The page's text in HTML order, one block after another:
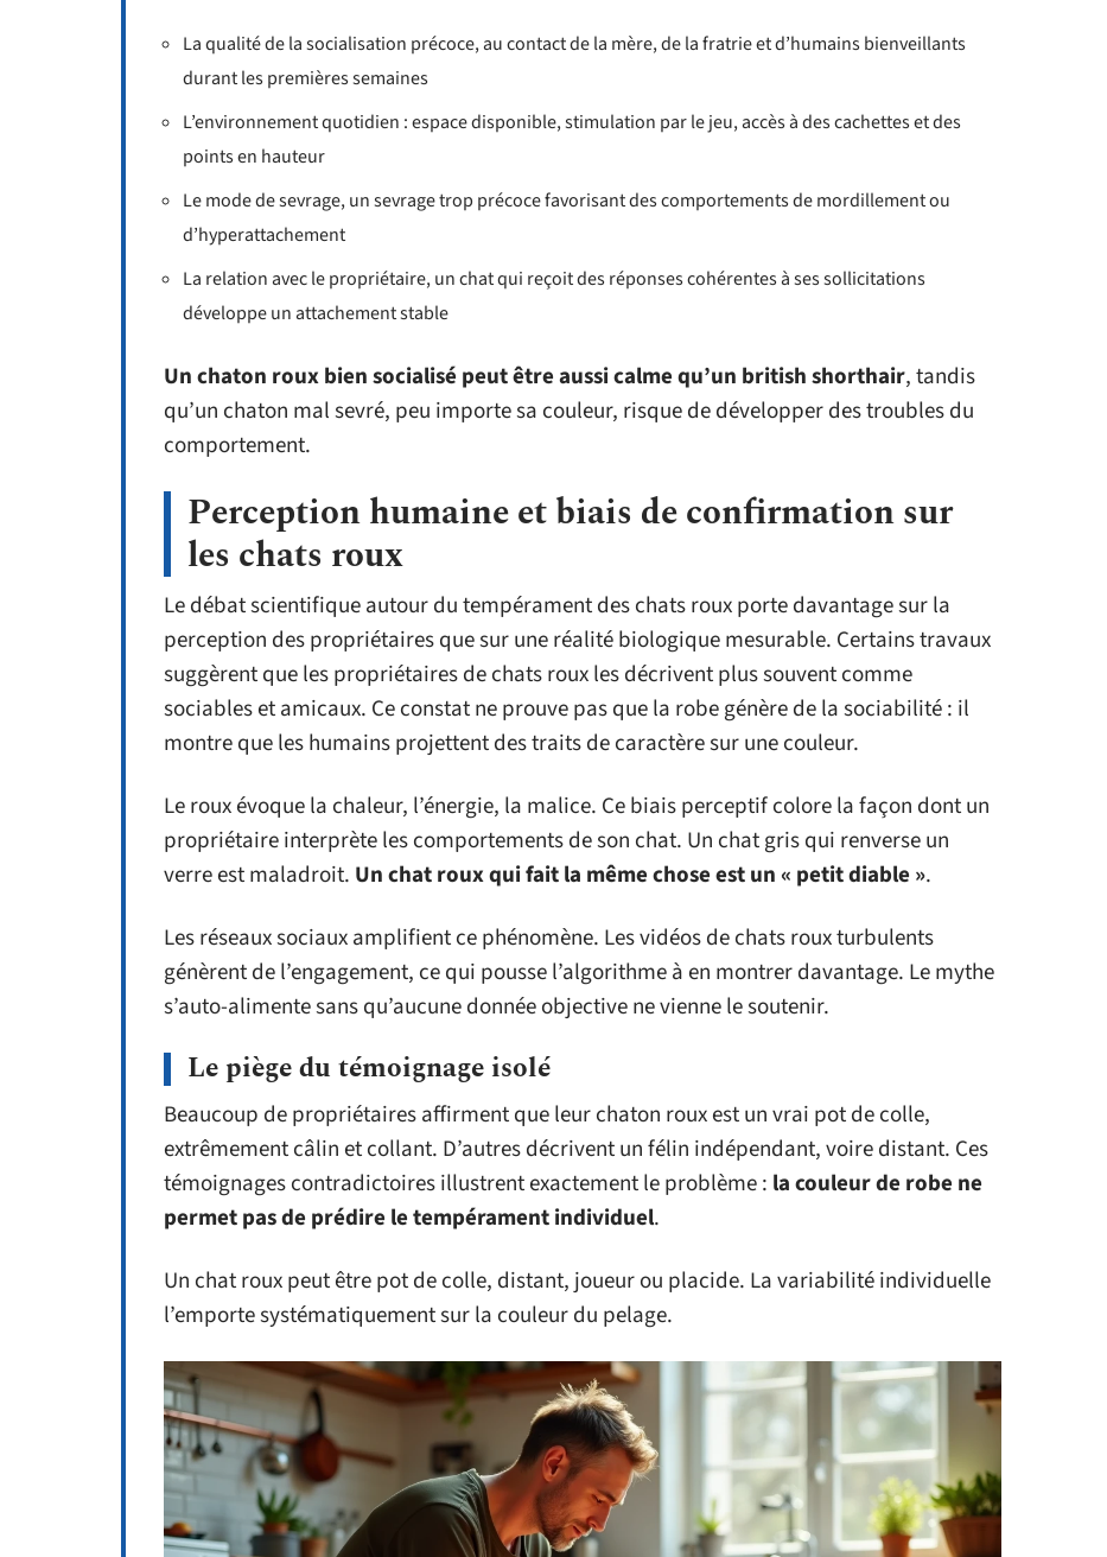
La qualité de la socialisation précoce, au contact de la mère, de la fratrie et d’humains bienveillants
durant les premières semaines
L’environnement quotidien : espace disponible, stimulation par le jeu, accès à des cachettes et des
points en hauteur
Le mode de sevrage, un sevrage trop précoce favorisant des comportements de mordillement ou
d’hyperattachement
La relation avec le propriétaire, un chat qui reçoit des réponses cohérentes à ses sollicitations
développe un attachement stable
Un chaton roux bien socialisé peut être aussi calme qu’un british shorthair, tandis
qu’un chaton mal sevré, peu importe sa couleur, risque de développer des troubles du
comportement.
Perception humaine et biais de confirmation sur
les chats roux
Le débat scientifique autour du tempérament des chats roux porte davantage sur la
perception des propriétaires que sur une réalité biologique mesurable. Certains travaux
suggèrent que les propriétaires de chats roux les décrivent plus souvent comme
sociables et amicaux. Ce constat ne prouve pas que la robe génère de la sociabilité : il
montre que les humains projettent des traits de caractère sur une couleur.
Le roux évoque la chaleur, l’énergie, la malice. Ce biais perceptif colore la façon dont un
propriétaire interprète les comportements de son chat. Un chat gris qui renverse un
verre est maladroit. Un chat roux qui fait la même chose est un « petit diable ».
Les réseaux sociaux amplifient ce phénomène. Les vidéos de chats roux turbulents
génèrent de l’engagement, ce qui pousse l’algorithme à en montrer davantage. Le mythe
s’auto-alimente sans qu’aucune donnée objective ne vienne le soutenir.
Le piège du témoignage isolé
Beaucoup de propriétaires affirment que leur chaton roux est un vrai pot de colle,
extrêmement câlin et collant. D’autres décrivent un félin indépendant, voire distant. Ces
témoignages contradictoires illustrent exactement le problème : la couleur de robe ne
permet pas de prédire le tempérament individuel.
Un chat roux peut être pot de colle, distant, joueur ou placide. La variabilité individuelle
l’emporte systématiquement sur la couleur du pelage.